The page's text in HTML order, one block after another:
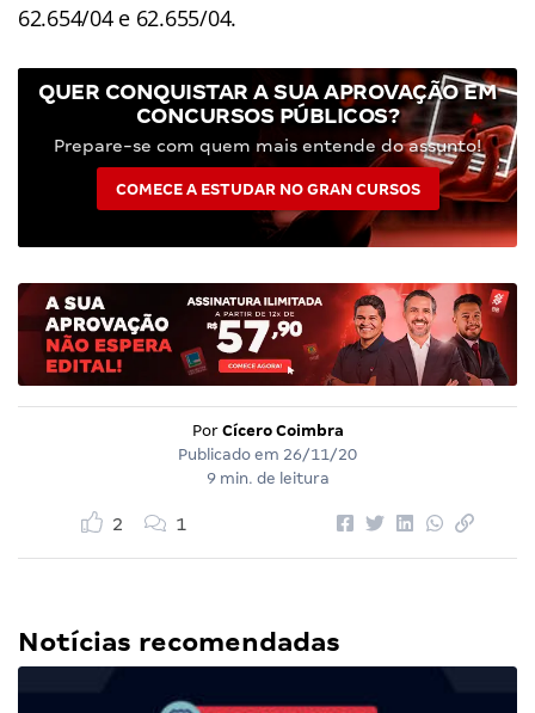
62.654/04 e 62.655/04.
QUER CONQUISTAR A SUA APROVAÇÃO EM
CONCURSOS PÚBLICOS?
Prepare-se com quem mais entende do assunto!
COMECE A ESTUDAR NO GRAN CURSOS
Por Cícero Coimbra
Publicado em 26/11/20
9 min. de leitura
2 1
Notícias recomendadas